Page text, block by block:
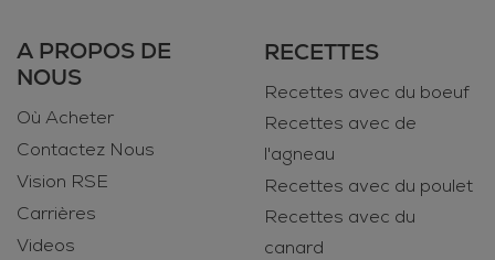
A PROPOS DE
NOUS
Où Acheter
Contactez Nous
Vision RSE
Carrières
Videos
RECETTES
Recettes avec du boeuf
Recettes avec de
l'agneau
Recettes avec du poulet
Recettes avec du
canard